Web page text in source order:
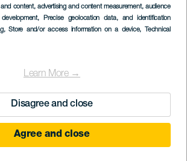
and content, advertising and content measurement, audience
, Precise geolocation data, and identification
, Store and/or access information on a device, Technical
Learn More →
Disagree and close
Agree and close